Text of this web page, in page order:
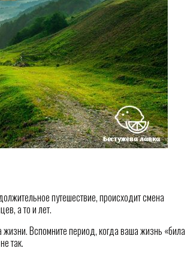
путешествие, происходит смена
а то и лет.
жизни. Вспомните период, когда ваша жизнь «била
так.